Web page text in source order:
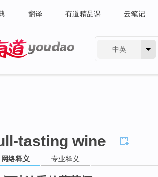
翻译 有道精品课 云笔记
中英
tasting wine
网络释义 专业释义